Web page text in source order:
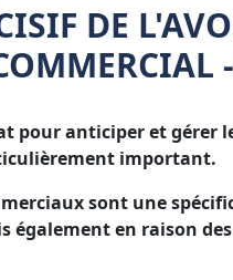
DE
pour anticiper et gérer
important.
sont une
également en raison